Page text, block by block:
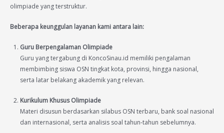
olimpiade yang terstruktur.
Beberapa keunggulan layanan kami antara lain:
Guru Berpengalaman Olimpiade
Guru yang tergabung di KoncoSinau.id memiliki pengalaman
membimbing siswa OSN tingkat kota, provinsi, hingga nasional,
serta latar belakang akademik yang relevan.
Kurikulum Khusus Olimpiade
Materi disusun berdasarkan silabus OSN terbaru, bank soal nasional
dan internasional, serta analisis soal tahun-tahun sebelumnya.